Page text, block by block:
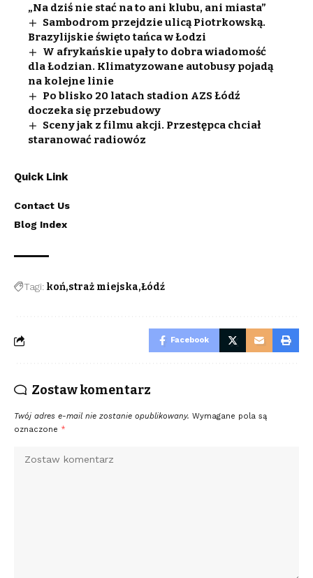
„Na dziś nie stać na to ani klubu, ani miasta”
Sambodrom przejdzie ulicą Piotrkowską.
Brazylijskie święto tańca w Łodzi
W afrykańskie upały to dobra wiadomość
dla Łodzian. Klimatyzowane autobusy pojadą
na kolejne linie
Po blisko 20 latach stadion AZS Łódź
doczeka się przebudowy
Sceny jak z filmu akcji. Przestępca chciał
staranować radiowóz
Quick Link
Contact Us
Blog Index
Tagi: koń straż miejska Łódź
Facebook
Zostaw komentarz
Twój adres e-mail nie zostanie opublikowany. Wymagane pola są
oznaczone *